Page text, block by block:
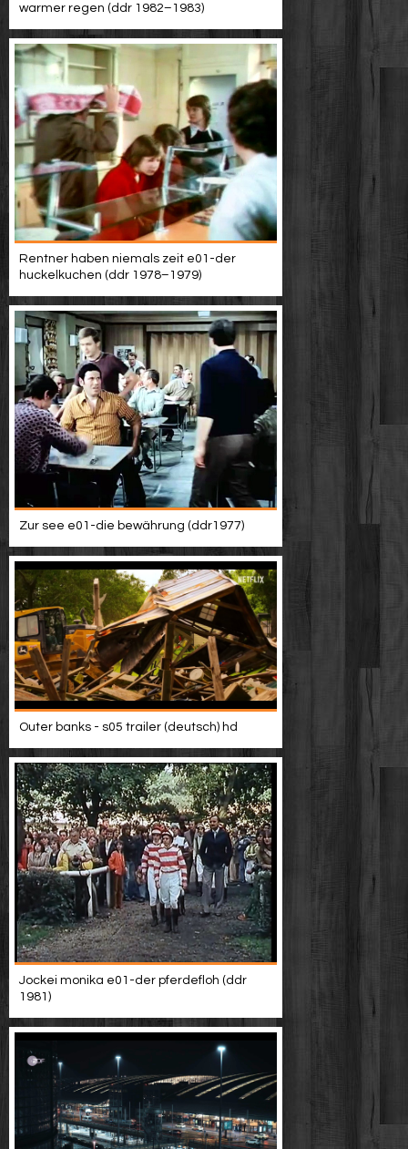
warmer regen (ddr 1982–1983)
Rentner haben niemals zeit e01-der
huckelkuchen (ddr 1978–1979)
Zur see e01-die bewährung (ddr1977)
Outer banks - s05 trailer (deutsch) hd
Jockei monika e01-der pferdefloh (ddr
1981)